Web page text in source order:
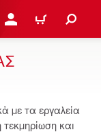
ΚΆΝΕ ΣΎΝΔΕΣΗ Ή
ΚΑΛΆΘΙ
με τα εργαλεία
και